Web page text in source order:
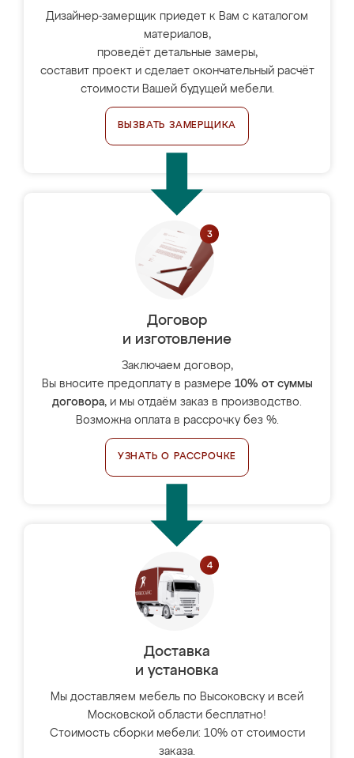
Дизайнер-замерщик приедет к Вам с каталогом
материалов,
проведёт детальные замеры,
составит проект и сделает окончательный расчёт
стоимости Вашей будущей мебели.
ВЫЗВАТЬ ЗАМЕРЩИКА
Договор
и изготовление
Заключаем договор,
Вы вносите предоплату в размере 10% от суммы
договора, и мы отдаём заказ в производство.
Возможна оплата в рассрочку без %.
УЗНАТЬ О РАССРОЧКЕ
Доставка
и установка
Мы доставляем мебель по Высоковску и всей
Московской области бесплатно!
Стоимость сборки мебели: 10% от стоимости
заказа.